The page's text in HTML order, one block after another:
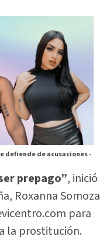
defiende de acusaciones -
prepago”, inició
Roxanna Somoza
para
la prostitución.